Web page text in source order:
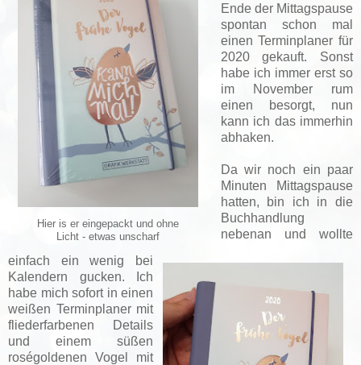
Hier is er eingepackt und ohne
Licht - etwas unscharf
Ende der Mittagspause
spontan schon mal
einen Terminplaner für
2020 gekauft. Sonst
habe ich immer erst so
im November rum
einen besorgt, nun
kann ich das immerhin
abhaken.
Da wir noch ein paar
Minuten Mittagspause
hatten, bin ich in die
Buchhandlung
nebenan und wollte
einfach ein wenig bei
Kalendern gucken. Ich
habe mich sofort in einen
weißen Terminplaner mit
fliederfarbenen Details
und einem süßen
roségoldenen Vogel mit